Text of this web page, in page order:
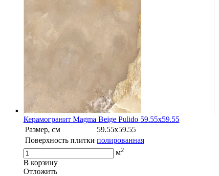
Керамогранит Magma Beige Pulido 59.55x59.55
Размер, см
59.55x59.55
Поверхность плитки полированная
м2
В корзину
Oтложить